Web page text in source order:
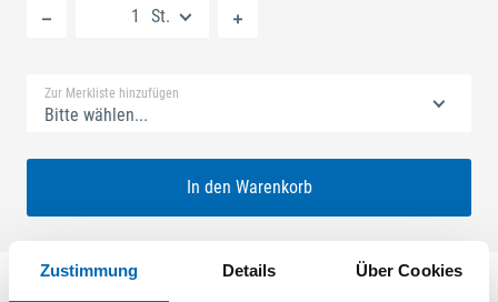
Zustimmung Details Über Cookies
St.
Zur Merkliste hinzufügen
Bitte wählen...
In den Warenkorb